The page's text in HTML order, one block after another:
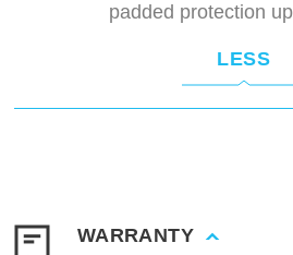
padded protection
LESS
WARRANTY